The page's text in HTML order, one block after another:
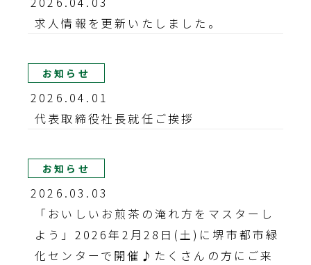
求人情報を更新いたしました。
お知らせ
2026.04.01
代表取締役社長就任ご挨拶
お知らせ
2026.03.03
「おいしいお煎茶の淹れ方をマスターし
よう」2026年2月28日(土)に堺市都市緑
化センターで開催♪たくさんの方にご来